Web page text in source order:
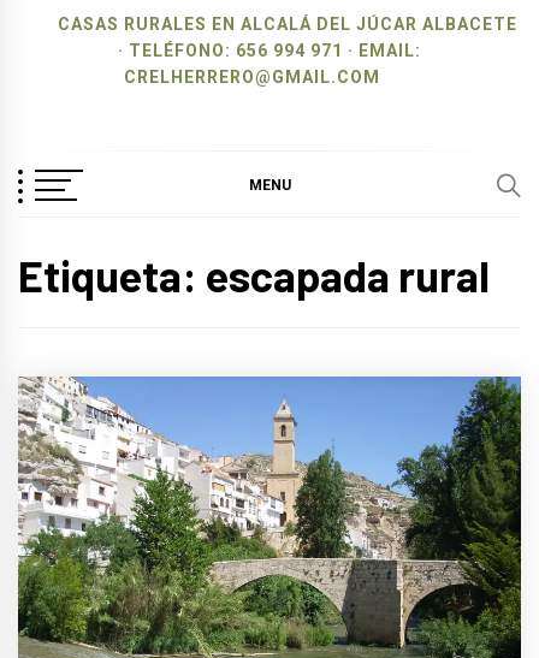
CASAS RURALES EN ALCALÁ DEL JÚCAR ALBACETE
· TELÉFONO: 656 994 971 · EMAIL:
CRELHERRERO@GMAIL.COM
MENU
Etiqueta: escapada rural